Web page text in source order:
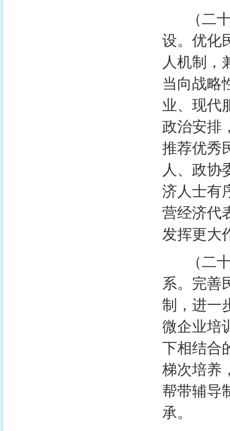
（二十
设。优化
人机制，
当向战略
业、现代
政治安排
推荐优秀
人、政协
济人士有
营经济代
发挥更大
（二十
系。完善
制，进一
微企业培
下相结合
梯次培养
帮带辅导
承。